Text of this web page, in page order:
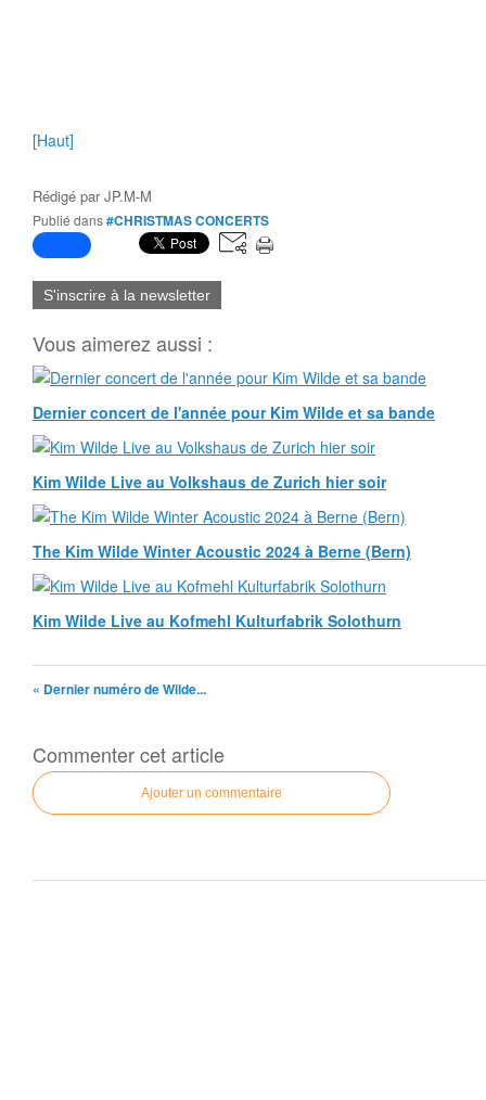
[Haut]
Rédigé parJP.M-M
Publié dans#CHRISTMAS CONCERTS
S'inscrire à la newsletter
Vous aimerez aussi :
Dernier concert de l'année pour Kim Wilde et sa bande
Kim Wilde Live au Volkshaus de Zurich hier soir
The Kim Wilde Winter Acoustic 2024 à Berne (Bern)
Kim Wilde Live au Kofmehl Kulturfabrik Solothurn
« Dernier numéro de Wilde...
Commenter cet article
Ajouter un commentaire